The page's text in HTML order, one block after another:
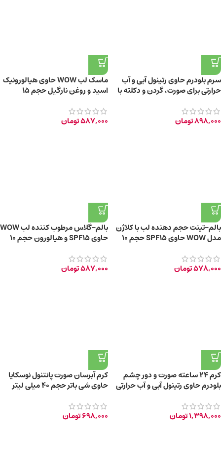
سرم بلودرم حاوی رتینول آبی و آب
حرارتی برای صورت، گردن و دکلته با
898,000تومان
ماسک لب WOW حاوی هیالورونیک
اسید و روغن نارگیل حجم 15
587,000تومان
بالم-تینت حجم دهنده لب با کلاژن
مدل WOW حاوی SPF15 حجم 10
578,000تومان
بالم-گلاس مرطوب‌ کننده لب WOW
حاوی SPF15 و هیالورون حجم 10
587,000تومان
کرم 24 ساعته صورت و دور چشم
بلودرم حاوی رتینول آبی و آب حرارتی
1,398,000تومان
کرم آبرسان صورت پانتنول نوسکایا
حاوی شی باتر حجم 40 میلی لیتر
698,000تومان